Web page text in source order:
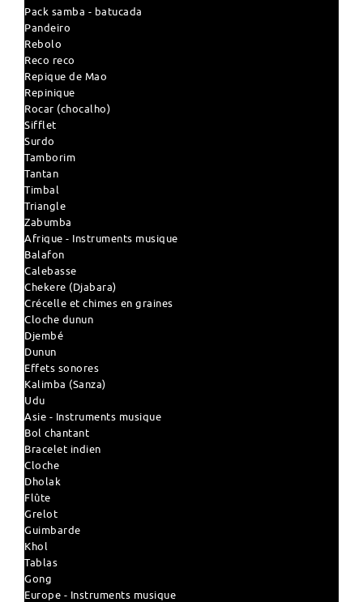
Pack samba - batucada
Pandeiro
Rebolo
Reco reco
Repique de Mao
Repinique
Rocar (chocalho)
Sifflet
Surdo
Tamborim
Tantan
Timbal
Triangle
Zabumba
Afrique - Instruments musique
Balafon
Calebasse
Chekere (Djabara)
Crécelle et chimes en graines
Cloche dunun
Djembé
Dunun
Effets sonores
Kalimba (Sanza)
Udu
Asie - Instruments musique
Bol chantant
Bracelet indien
Cloche
Dholak
Flûte
Grelot
Guimbarde
Khol
Tablas
Gong
Europe - Instruments musique